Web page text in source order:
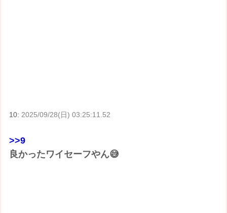
10: 2025/09/28(日) 03:25:11.52
>>9
良かったワイセーフやん😅